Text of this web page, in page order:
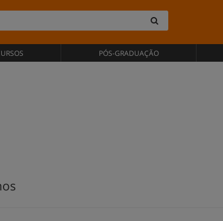
PÓS-GRADUAÇÃO